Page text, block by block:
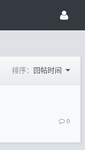
排序： 回帖时间
0